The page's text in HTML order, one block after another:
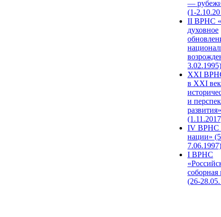
—
(1-
II ВРНС
духовное
3.02.1995)
XХI
в XXI
и
развития»
IV ВРНС
нации»
7.06.1997)
I ВРНС
(26-